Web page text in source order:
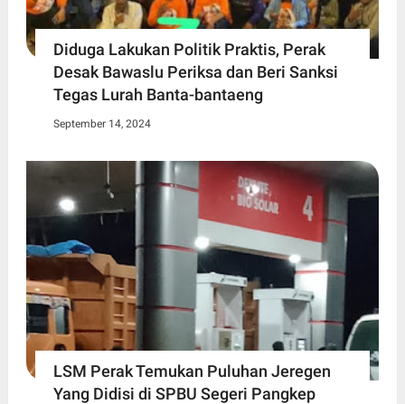
Diduga Lakukan Politik Praktis, Perak
Desak Bawaslu Periksa dan Beri Sanksi
Tegas Lurah Banta-bantaeng
September 14, 2024
LSM Perak Temukan Puluhan Jeregen
Yang Didisi di SPBU Segeri Pangkep